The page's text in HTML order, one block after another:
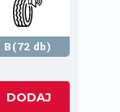
B(72 db)